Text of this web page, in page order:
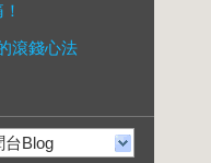
滾錢心法
台Blog